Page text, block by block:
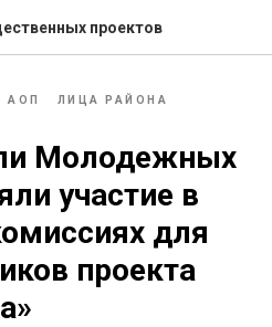
проектов
АОП
ЛИЦА РАЙОНА
Молодежных
участие в
для
проекта